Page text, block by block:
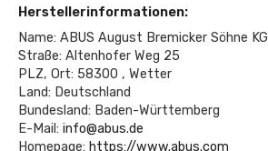
Herstellerinformationen:
Name: ABUS August Bremicker Söhne KG
Straße: Altenhofer Weg 25
PLZ, Ort: 58300 , Wetter
Land: Deutschland
Bundesland: Baden-Württemberg
E-Mail: info@abus.de
Homepage: https://www.abus.com